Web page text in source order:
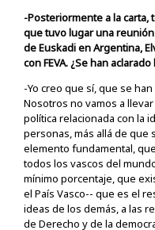
-Posteriormente a la
que tuvo lugar una
de Euskadi en Argentina,
con FEVA. ¿Se han
-Yo creo que sí, que se han
Nosotros no vamos a llevar
política relacionada con la
personas, más allá de que
elemento fundamental,
todos los vascos del
mínimo porcentaje, que
el País Vasco-- que es el
ideas de los demás, a las
de Derecho y de la